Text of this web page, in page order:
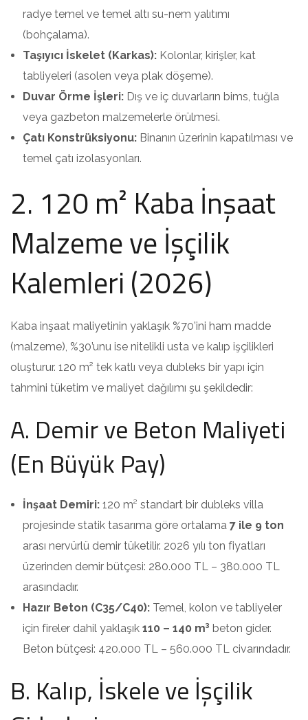
radye temel ve temel altı su-nem yalıtımı
(bohçalama).
Taşıyıcı İskelet (Karkas): Kolonlar, kirişler, kat
tabliyeleri (asolen veya plak döşeme).
Duvar Örme İşleri: Dış ve iç duvarların bims, tuğla
veya gazbeton malzemelerle örülmesi.
Çatı Konstrüksiyonu: Binanın üzerinin kapatılması ve
temel çatı izolasyonları.
2. 120 m² Kaba İnşaat
Malzeme ve İşçilik
Kalemleri (2026)
Kaba inşaat maliyetinin yaklaşık %70’ini ham madde
(malzeme), %30’unu ise nitelikli usta ve kalıp işçilikleri
oluşturur. 120 m² tek katlı veya dubleks bir yapı için
tahmini tüketim ve maliyet dağılımı şu şekildedir:
A. Demir ve Beton Maliyeti
(En Büyük Pay)
İnşaat Demiri: 120 m² standart bir dubleks villa
projesinde statik tasarıma göre ortalama 7 ile 9 ton
arası nervürlü demir tüketilir. 2026 yılı ton fiyatları
üzerinden demir bütçesi: 280.000 TL – 380.000 TL
arasındadır.
Hazır Beton (C35/C40): Temel, kolon ve tabliyeler
için fireler dahil yaklaşık 110 – 140 m³ beton gider.
Beton bütçesi: 420.000 TL – 560.000 TL civarındadır.
B. Kalıp, İskele ve İşçilik